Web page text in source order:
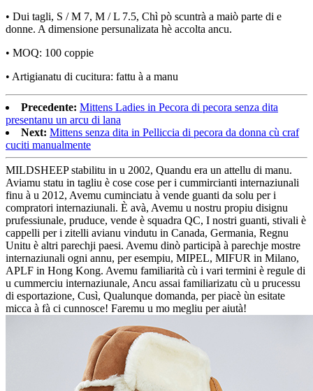
• Dui tagli, S / M 7, M / L 7.5, Chì pò scuntrà a maiò parte di e
donne. A dimensione persunalizata hè accolta ancu.
• MOQ: 100 coppie
• Artigianatu di cucitura: fattu à a manu
Precedente: Mittens Ladies in Pecora di pecora senza dita
presentanu un arcu di lana
Next: Mittens senza dita in Pelliccia di pecora da donna cù craf
cuciti manualmente
MILDSHEEP stabilitu in u 2002, Quandu era un attellu di manu.
Aviamu statu in tagliu è cose cose per i cummircianti internaziunali
finu à u 2012, Avemu cuminciatu à vende guanti da solu per i
compratori internaziunali. È avà, Avemu u nostru propiu disignu
prufessiunale, pruduce, vende è squadra QC, I nostri guanti, stivali è
cappelli per i zitelli avianu vindutu in Canada, Germania, Regnu
Unitu è ​​altri parechji paesi. Avemu dinò participà à parechje mostre
internaziunali ogni annu, per esempiu, MIPEL, MIFUR in Milano,
APLF in Hong Kong. Avemu familiarità cù i vari termini è regule di
u cummerciu internaziunale, Ancu assai familiarizatu cù u prucessu
di esportazione, Cusì, Qualunque domanda, per piacè ùn esitate
micca à fà ci cunnosce! Faremu u mo megliu per aiutà!